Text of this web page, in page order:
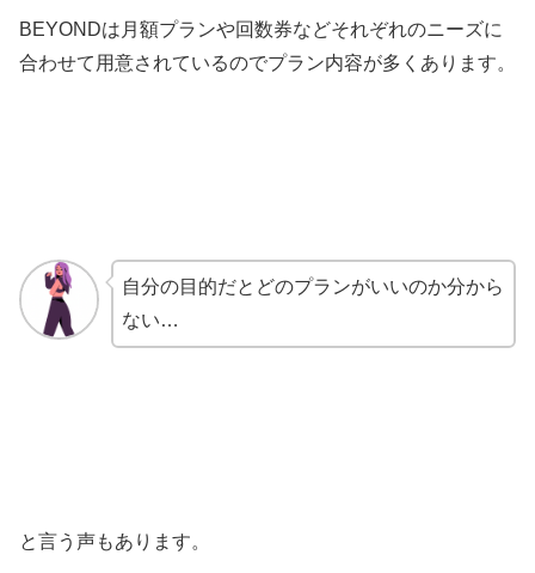
BEYONDは月額プランや回数券などそれぞれのニーズに
合わせて用意されているのでプラン内容が多くあります。
自分の目的だとどのプランがいいのか分から
ない…
と言う声もあります。